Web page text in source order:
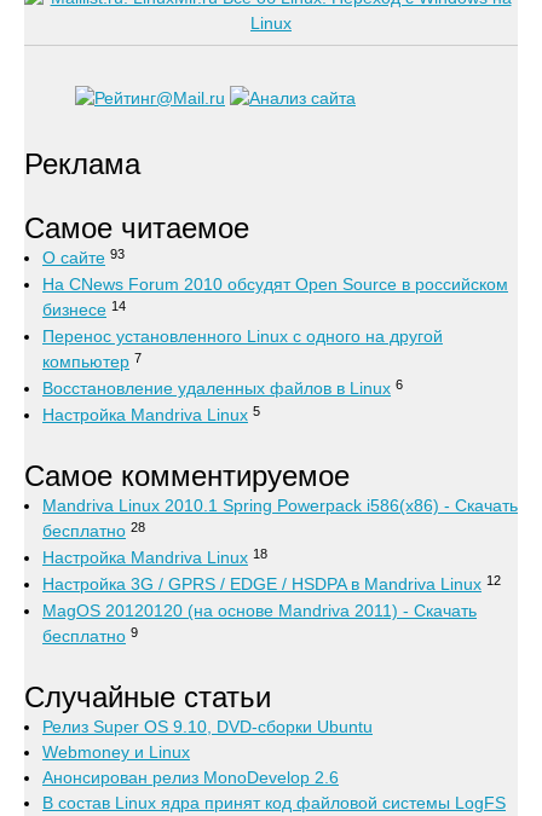
Реклама
Самое читаемое
О сайте 93
На CNews Forum 2010 обсудят Open Source в российском
бизнесе 14
Перенос установленного Linux с одного на другой
компьютер 7
Восстановление удаленных файлов в Linux 6
Настройка Mandriva Linux 5
Самое комментируемое
Mandriva Linux 2010.1 Spring Powerpack i586(x86) - Скачать
бесплатно 28
Настройка Mandriva Linux 18
Настройка 3G / GPRS / EDGE / HSDPA в Mandriva Linux 12
MagOS 20120120 (на основе Mandriva 2011) - Скачать
бесплатно 9
Случайные статьи
Релиз Super OS 9.10, DVD-сборки Ubuntu
Webmoney и Linux
Анонсирован релиз MonoDevelop 2.6
В состав Linux ядра принят код файловой системы LogFS